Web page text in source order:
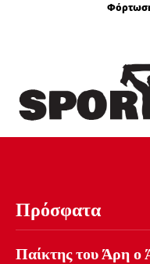
Πρόσφατα
Παίκτης του Άρη ο